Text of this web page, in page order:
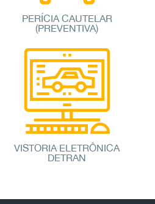
PERÍCIA CAUTELAR
(PREVENTIVA)
VISTORIA ELETRÔNICA
DETRAN